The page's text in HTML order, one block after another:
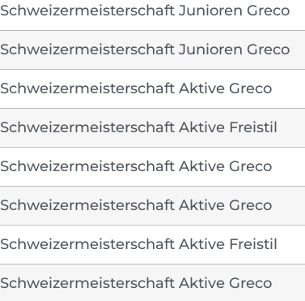
Schweizermeisterschaft Junioren Greco
Schweizermeisterschaft Junioren Greco
Schweizermeisterschaft Aktive Greco
Schweizermeisterschaft Aktive Freistil
Schweizermeisterschaft Aktive Greco
Schweizermeisterschaft Aktive Greco
Schweizermeisterschaft Aktive Freistil
Schweizermeisterschaft Aktive Greco